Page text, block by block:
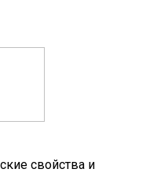
свойства и